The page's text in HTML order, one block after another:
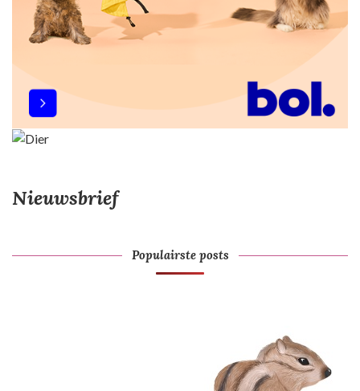
Nieuwsbrief
Populairste posts